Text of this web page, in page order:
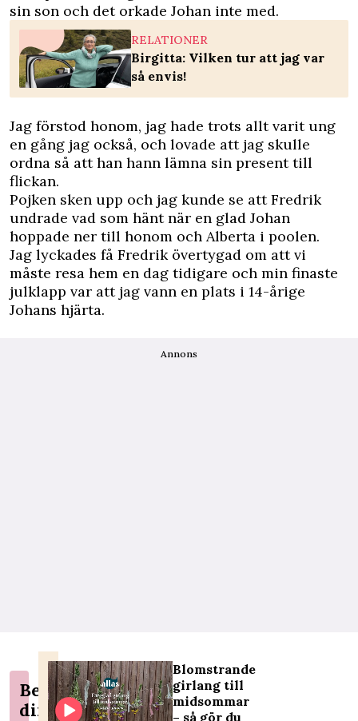
sin son och det orkade Johan inte med.
RELATIONER
Birgitta: Vilken tur att jag var
så envis!
Jag förstod honom, jag hade trots allt varit ung
en gång jag också, och lovade att jag skulle
ordna så att han hann lämna sin present till
flickan.
Pojken sken upp och jag kunde se att Fredrik
undrade vad som hänt när en glad Johan
hoppade ner till honom och Alberta i poolen.
Jag lyckades få Fredrik övertygad om att vi
måste resa hem en dag tidigare och min finaste
julklapp var att jag vann en plats i 14-årige
Johans hjärta.
Annons
Berätta
din
Blomstrande
girlang till
midsommar
– så gör du